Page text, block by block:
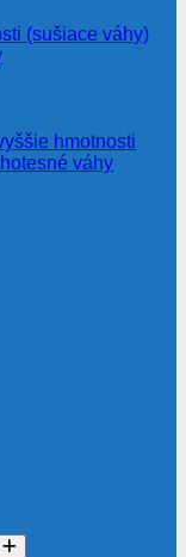
(sušiace váhy)
hmotnosti
váhy